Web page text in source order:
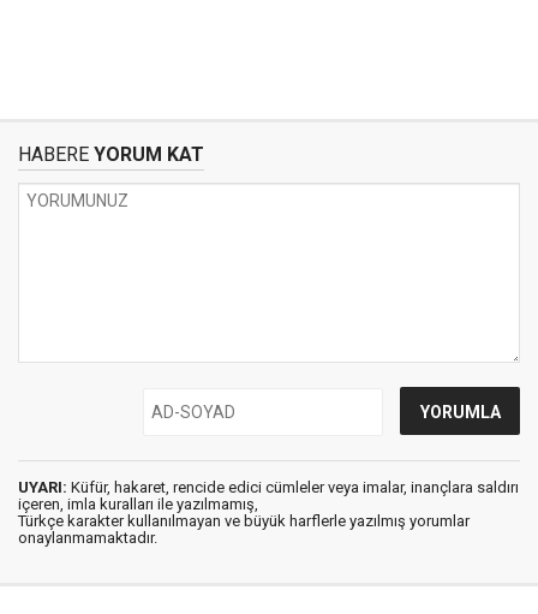
HABERE YORUM KAT
UYARI: Küfür, hakaret, rencide edici cümleler veya imalar, inançlara saldırı
içeren, imla kuralları ile yazılmamış,
Türkçe karakter kullanılmayan ve büyük harflerle yazılmış yorumlar
onaylanmamaktadır.